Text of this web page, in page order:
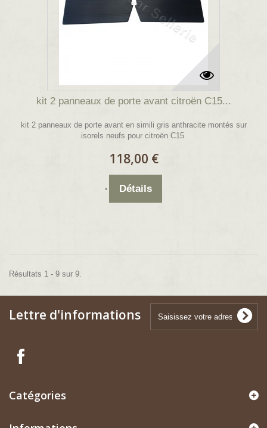
kit 2 panneaux de porte avant citroën C15...
kit 2 panneaux de porte avant en simili gris anthracite montés sur
isorels neufs pour citroën C15
118,00 €
Détails
Résultats 1 - 9 sur 9.
Lettre d'informations
Catégories